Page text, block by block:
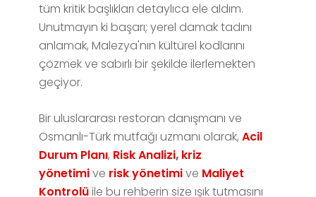
tüm kritik başlıkları detaylıca ele aldım.
Unutmayın ki başarı; yerel damak tadını
anlamak, Malezya'nın kültürel kodlarını
çözmek ve sabırlı bir şekilde ilerlemekten
geçiyor.
Bir uluslararası restoran danışmanı ve
Osmanlı-Türk mutfağı uzmanı olarak,Acil
Durum Planı, Risk Analizi, kriz
yönetimive risk yönetimive Maliyet
Kontrolüile bu rehberin size ışık tutmasını